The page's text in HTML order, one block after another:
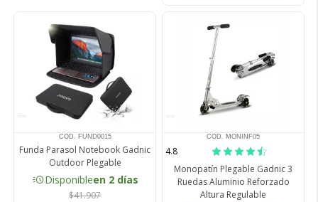
COD. FUND0015
Funda Parasol Notebook Gadnic
Outdoor Plegable
acuteDisponibleen 2 días
$41.907
COD. MONINF05
4.8
Monopatín Plegable Gadnic 3
Ruedas Aluminio Reforzado
Altura Regulable